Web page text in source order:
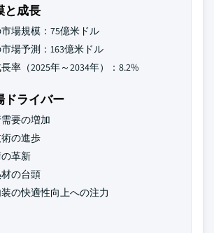
と成長
場規模：75億米ドル
場予測：163億米ドル
率（2025年～2034年）：8.2%
ドライバー
要の増加
の進歩
革新
の台頭
の快適性向上への注力